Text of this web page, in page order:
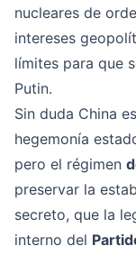
nucleares de
intereses
límites para que
Putin.
Sin duda China
hegemonía
pero el régimen
preservar la
secreto, que la
interno del